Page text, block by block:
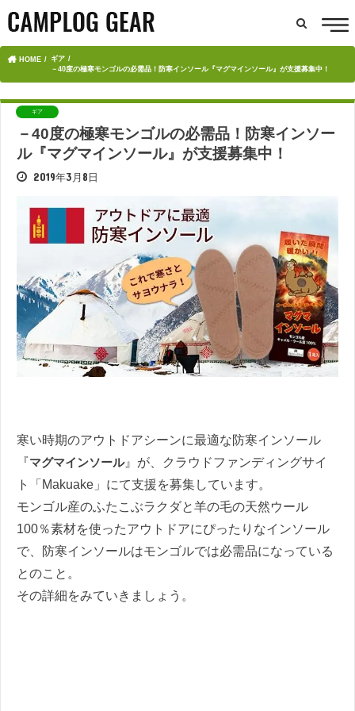
HOME
ギア
－40度の極寒モンゴルの必需品！防寒インソール『マグマインソール』が支援募集中！
ギア
－40度の極寒モンゴルの必需品！防寒インソー
ル『マグマインソール』が支援募集中！
2019年3月8日
寒い時期のアウトドアシーンに最適な防寒インソール
『マグマインソール』が、クラウドファンディングサイ
ト「Makuake」にて支援を募集しています。
モンゴル産のふたこぶラクダと羊の毛の天然ウール
100％素材を使ったアウトドアにぴったりなインソール
で、防寒インソールはモンゴルでは必需品になっている
とのこと。
その詳細をみていきましょう。